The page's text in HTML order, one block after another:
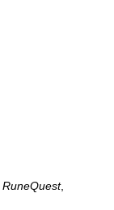
RuneQuest,